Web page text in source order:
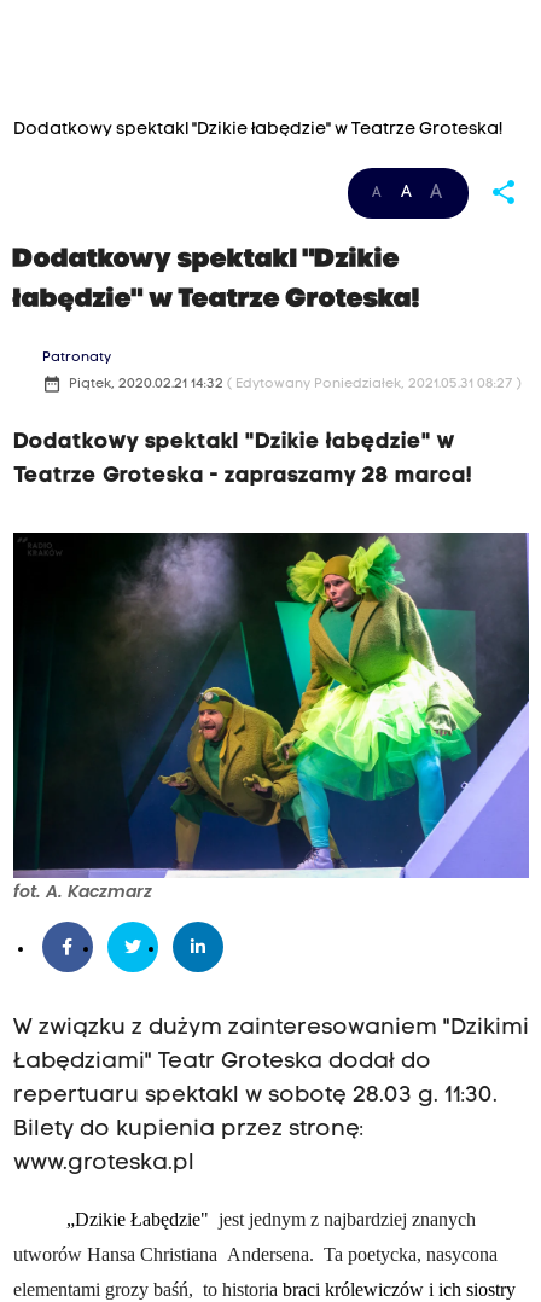
Dodatkowy spektakl "Dzikie łabędzie" w Teatrze Groteska!
A A A share
Dodatkowy spektakl "Dzikie
łabędzie" w Teatrze Groteska!
Patronaty
date_range Piątek, 2020.02.21 14:32 ( Edytowany Poniedziałek, 2021.05.31 08:27 )
Dodatkowy spektakl "Dzikie łabędzie" w
Teatrze Groteska - zapraszamy 28 marca!
fot. A. Kaczmarz
W związku z dużym zainteresowaniem "Dzikimi
Łabędziami" Teatr Groteska dodał do
repertuaru spektakl w sobotę 28.03 g. 11:30.
Bilety do kupienia przez stronę:
www.groteska.pl
„Dzikie Łabędzie" jest jednym z najbardziej znanych
utworów Hansa Christiana Andersena. Ta poetycka, nasycona
elementami grozy baśń, to historia braci królewiczów i ich siostry